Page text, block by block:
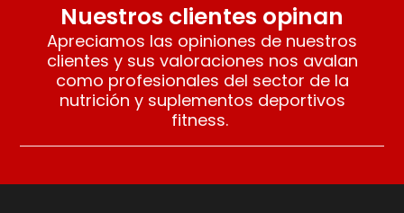
Nuestros clientes opinan
Apreciamos las opiniones de nuestros
clientes y sus valoraciones nos avalan
como profesionales del sector de la
nutrición y suplementos deportivos
fitness.